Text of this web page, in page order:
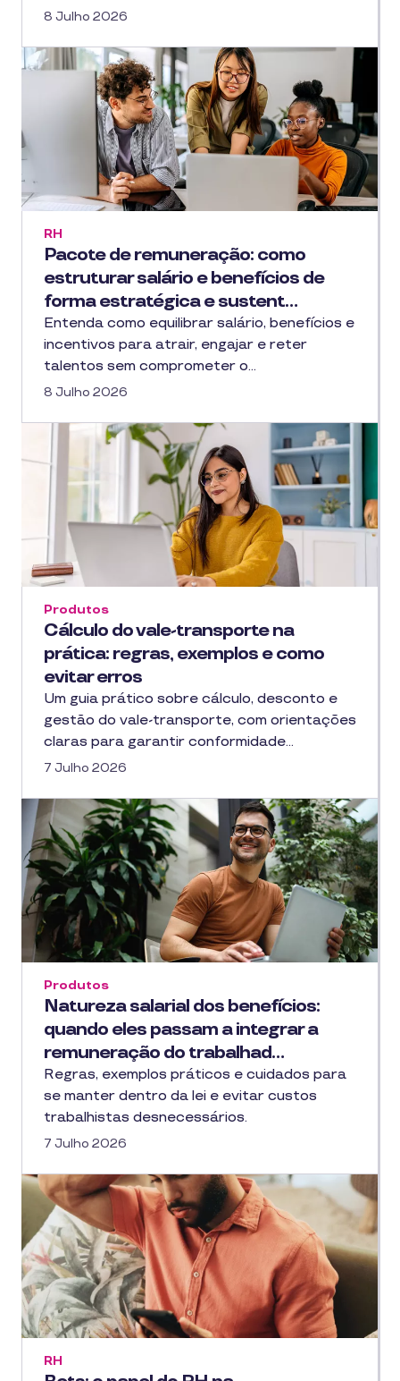
8 Julho 2026
Pacote de remuneração: como
estruturar salário e benefícios de
forma estratégica e sustent…
RH
Entenda como equilibrar salário, benefícios e
incentivos para atrair, engajar e reter
talentos sem comprometer o…
8 Julho 2026
Cálculo do vale-transporte na
prática: regras, exemplos e como
evitar erros
Produtos
Um guia prático sobre cálculo, desconto e
gestão do vale-transporte, com orientações
claras para garantir conformidade…
7 Julho 2026
Natureza salarial dos benefícios:
quando eles passam a integrar a
remuneração do trabalhad…
Produtos
Regras, exemplos práticos e cuidados para
se manter dentro da lei e evitar custos
trabalhistas desnecessários.
7 Julho 2026
RH